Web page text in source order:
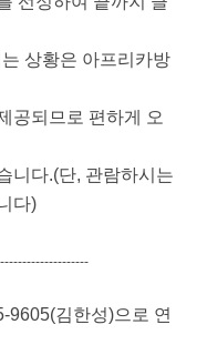
상황은 아프리카방
공되므로 편하게 오
니다.(단, 관람하시는
다)
9605(김한성)으로 연